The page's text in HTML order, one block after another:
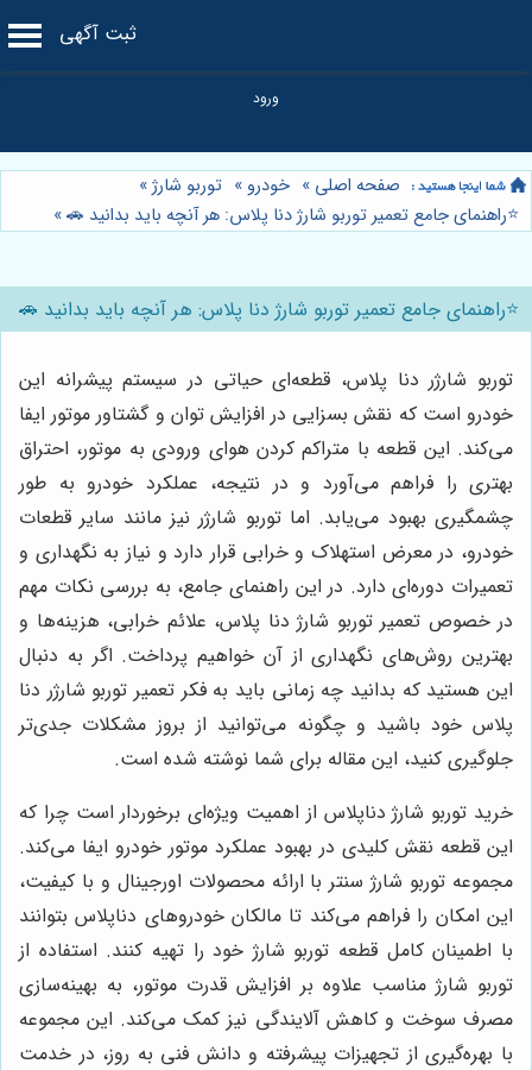
ثبت آگهی
صفحه اصلی » خودرو » توربو شارژ»
⭐️راهنمای جامع تعمیر توربو شارژ دنا پلاس: هر آنچه باید بدانید 🚗»
⭐️راهنمای جامع تعمیر توربو شارژ دنا پلاس: هر آنچه باید بدانید 🚗
توربو شارژر دنا پلاس، قطعه‌ای حیاتی در سیستم پیشرانه این
خودرو است که نقش بسزایی در افزایش توان و گشتاور موتور ایفا
می‌کند. این قطعه با متراکم کردن هوای ورودی به موتور، احتراق
بهتری را فراهم می‌آورد و در نتیجه، عملکرد خودرو به طور
چشمگیری بهبود می‌یابد. اما توربو شارژر نیز مانند سایر قطعات
خودرو، در معرض استهلاک و خرابی قرار دارد و نیاز به نگهداری و
تعمیرات دوره‌ای دارد. در این راهنمای جامع، به بررسی نکات مهم
در خصوص تعمیر توربو شارژ دنا پلاس، علائم خرابی، هزینه‌ها و
بهترین روش‌های نگهداری از آن خواهیم پرداخت. اگر به دنبال
این هستید که بدانید چه زمانی باید به فکر تعمیر توربو شارژر دنا
پلاس خود باشید و چگونه می‌توانید از بروز مشکلات جدی‌تر
جلوگیری کنید، این مقاله برای شما نوشته شده است.
خرید توربو شارژ دناپلاس از اهمیت ویژه‌ای برخوردار است چرا که
این قطعه نقش کلیدی در بهبود عملکرد موتور خودرو ایفا می‌کند.
مجموعه توربو شارژ سنتر با ارائه محصولات اورجینال و با کیفیت،
این امکان را فراهم می‌کند تا مالکان خودروهای دناپلاس بتوانند
با اطمینان کامل قطعه توربو شارژ خود را تهیه کنند. استفاده از
توربو شارژ مناسب علاوه بر افزایش قدرت موتور، به بهینه‌سازی
مصرف سوخت و کاهش آلایندگی نیز کمک می‌کند. این مجموعه
با بهره‌گیری از تجهیزات پیشرفته و دانش فنی به روز، در خدمت